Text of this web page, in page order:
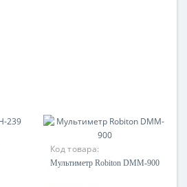
Код товара:
Мультиметр Robiton DMM-900